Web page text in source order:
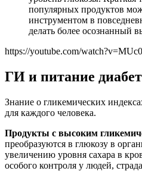
популярных продуктов
инструментом в
делать более осознанный
https://youtube.com/
ГИ и питание
Знание о гликемических
для каждого человека.
Продукты с высоким
преобразуются в глюкозу в
увеличению уровня сахара в
особого контроля у людей,